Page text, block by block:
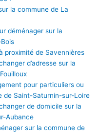
la commune de La
déménager sur la
proximité de Savennières
d’adresse sur la
pour particuliers ou
de Saint-Saturnin-sur-Loire
de domicile sur la
Aubance
sur la commune de